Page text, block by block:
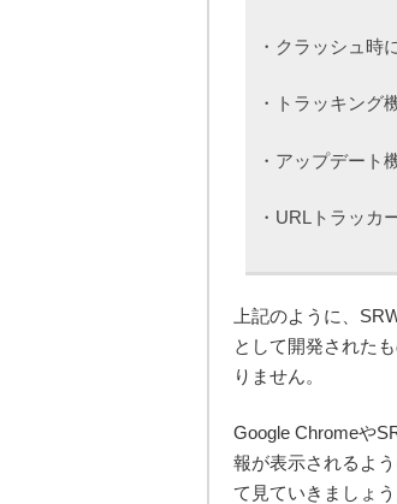
・クラッシュ時
・トラッキング
・アップデート
・URLトラッカ
上記のように、
として開発された
りません。
Google Chromeや
報が表示されるよ
て見ていきましょう